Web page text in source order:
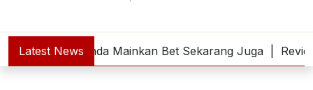
Latest News
Online Anda Mainkan Bet Sekarang Juga |Review